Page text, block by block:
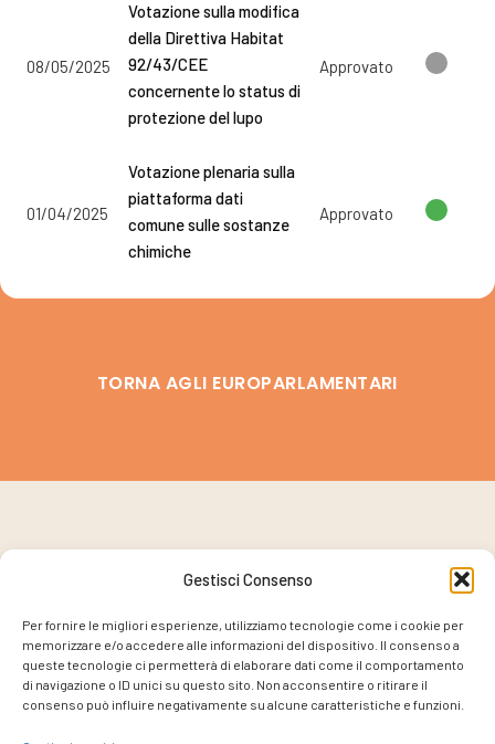
Gestisci Consenso
Per fornire le migliori esperienze, utilizziamo tecnologie come i cookie per
memorizzare e/o accedere alle informazioni del dispositivo. Il consenso a
queste tecnologie ci permetterà di elaborare dati come il comportamento
di navigazione o ID unici su questo sito. Non acconsentire o ritirare il
consenso può influire negativamente su alcune caratteristiche e funzioni.
08/05/2025
Votazione sulla modifica
della Direttiva Habitat
92/43/CEE
concernente lo status di
protezione del lupo
Approvato
01/04/2025
Votazione plenaria sulla
piattaforma dati
comune sulle sostanze
chimiche
Approvato
TORNA AGLI EUROPARLAMENTARI
PROGETTO COORDINATO DA